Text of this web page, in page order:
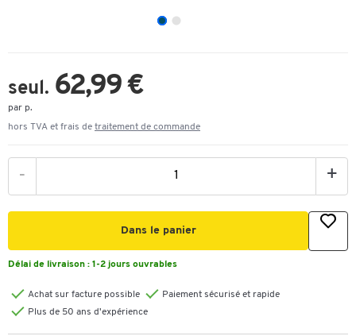
seul. 62,99 €
par p.
hors TVA et frais de traitement de commande
- +
Dans le panier
Délai de livraison : 1-2 jours ouvrables
Achat sur facture possible
Paiement sécurisé et rapide
Plus de 50 ans d'expérience